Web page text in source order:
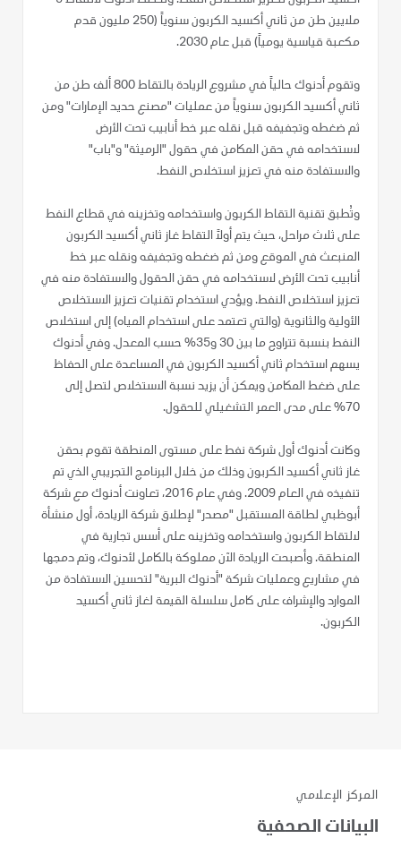
ملايين طن من ثاني أكسيد الكربون سنوياً (250 مليون قدم
مكعبة قياسية يومياً) قبل عام 2030.
وتقوم أدنوك حالياً في مشروع الريادة بالتقاط 800 ألف طن من
ثاني أكسيد الكربون سنوياً من عمليات "مصنع حديد الإمارات" ومن
ثم ضغطه وتجفيفه قبل نقله عبر خط أنابيب تحت الأرض
لاستخدامه في حقن المكامن في حقول "الرميثة" و"باب"
والاستفادة منه في تعزيز استخلاص النفط.
وتُطبق تقنية التقاط الكربون واستخدامه وتخزينه في قطاع النفط
على ثلاث مراحل، حيث يتم أولاً التقاط غاز ثاني أكسيد الكربون
المنبعث في الموقع ومن ثم ضغطه وتجفيفه ونقله عبر خط
أنابيب تحت الأرض لاستخدامه في حقن الحقول والاستفادة منه في
تعزيز استخلاص النفط. ويؤدي استخدام تقنيات تعزيز الاستخلاص
الأولية والثانوية (والتي تعتمد على استخدام المياه) إلى استخلاص
النفط بنسبة تتراوح ما بين 30 و35% حسب المعدل. وفي أدنوك
يسهم استخدام ثاني أكسيد الكربون في المساعدة على الحفاظ
على ضغط المكامن ويمكن أن يزيد نسبة الاستخلاص لتصل إلى
70% على مدى العمر التشغيلي للحقول.
وكانت أدنوك أول شركة نفط على مستوى المنطقة تقوم بحقن
غاز ثاني أكسيد الكربون وذلك من خلال البرنامج التجريبي الذي تم
تنفيذه في العام 2009. وفي عام 2016، تعاونت أدنوك مع شركة
أبوظبي لطاقة المستقبل "مصدر" لإطلاق شركة الريادة، أول منشأة
لالتقاط الكربون واستخدامه وتخزينه على أسس تجارية في
المنطقة. وأصبحت الريادة الآن مملوكة بالكامل لأدنوك، وتم دمجها
في مشاريع وعمليات شركة "أدنوك البرية" لتحسين الاستفادة من
الموارد والإشراف على كامل سلسلة القيمة لغاز ثاني أكسيد
الكربون.
المركز الإعلامي
البيانات الصحفية